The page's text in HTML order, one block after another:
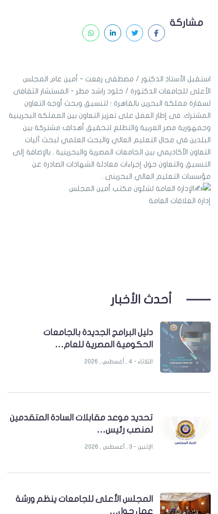
مشاركة
استقبل الأستاذ الدكتور / مصطفى رفعت - أمين عام المجلس
الأعلى للجامعات الدكتورة / خلود راشد مطر - المستشار الثقافى
لسفارة مملكة البحرين بالقاهرة ؛ لتنسيق وبحث أوجه التعاون
المشترك. فى إطار العمل على تعزيز التعاون بين المملكة البحرينية
وجمهورية مصر العربية والتطلع لتحقيق أهداف مشتركة بين
البلدين في مجال التعليم العالي والبحث العلمي لبحث آليات
التعاون الأكاديمي بين الجامعات المصرية والبحرينية . بالإضافة إلى
التنسيق والتعاون حول إجراءات معادلة الشهادات الصادرة عن
مؤسسات التعليم العالي البحرينى .
الإدارة العامة لشئون مكتب أمين المجلس
إدارة العلاقات العامة
أحدث الأخبار
دليل البرامج الجديدة بالجامعات
الحكومية المصرية للعام…
الثلاثاء - 4 , أغسطس , 2026
تحديد موعد مقابلات السادة المتقدمين
لمنصب رئيس…
الإثنين - 3 , أغسطس , 2026
المجلس الأعلى للجامعات ينظم ورشة
عمل حول…